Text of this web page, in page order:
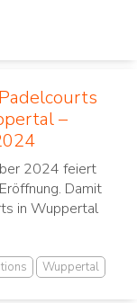
–
2024 feiert
Damit
in Wuppertal
Wuppertal